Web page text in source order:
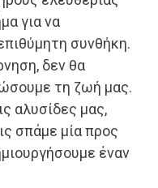
για να
συνθήκη.
δεν θα
τη ζωή μας.
αλυσίδες μας,
σπάμε μία προς
έναν